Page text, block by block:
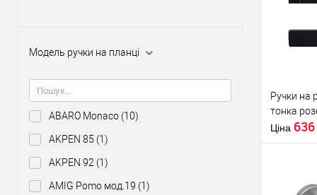
Модель ручки на планці
ABARO Monaco (10)
AKPEN 85 (1)
AKPEN 92 (1)
AMIG Pomo мод.19 (1)
У
Ручки на
тонка
Ціна 636